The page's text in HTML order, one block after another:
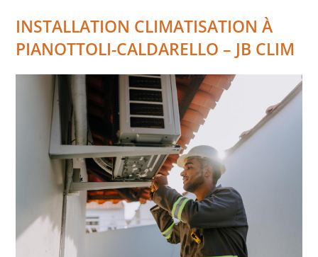
INSTALLATION CLIMATISATION À
PIANOTTOLI-CALDARELLO – JB CLIM